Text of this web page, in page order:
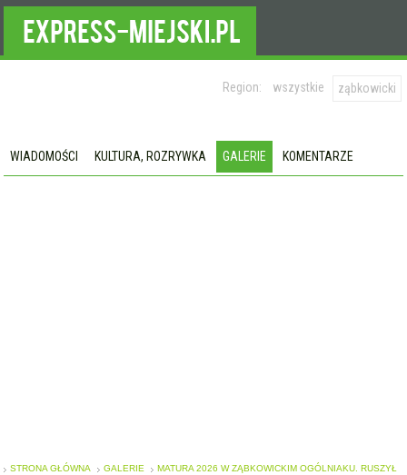
Region: wszystkie ząbkowicki
WIADOMOŚCI KULTURA, ROZRYWKA GALERIE KOMENTARZE
STRONA GŁÓWNA GALERIE
MATURA 2026 W ZĄBKOWICKIM OGÓLNIAKU. RUSZYŁ